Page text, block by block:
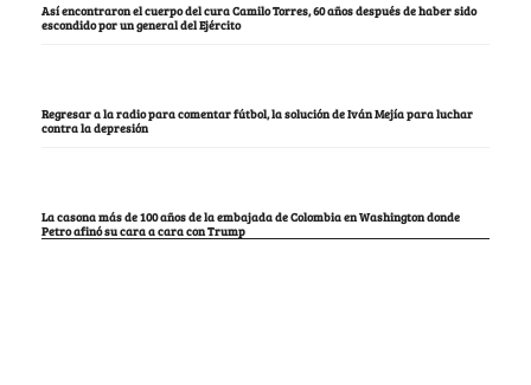
Así encontraron el cuerpo del cura Camilo Torres, 60 años después de haber sido
escondido por un general del Ejército
Regresar a la radio para comentar fútbol, la solución de Iván Mejía para luchar
contra la depresión
La casona más de 100 años de la embajada de Colombia en Washington donde
Petro afinó su cara a cara con Trump